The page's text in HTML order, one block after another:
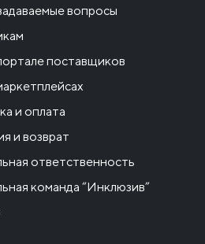
вопросы
поставщиков
и оплата
и возврат
ответственность
команда “Инклюзив”